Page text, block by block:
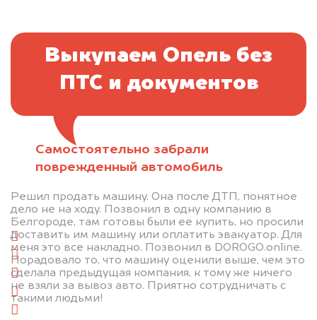
Самостоятельно забрали
поврежденный автомобиль
Решил продать машину. Она после ДТП, понятное
дело не на ходу. Позвонил в одну компанию в
Белгороде, там готовы были ее купить, но просили
доставить им машину или оплатить эвакуатор. Для
меня это все накладно. Позвонил в DOROGO.online.
Порадовало то, что машину оценили выше, чем это
сделала предыдущая компания, к тому же ничего
не взяли за вывоз авто. Приятно сотрудничать с
такими людьми!
Выкупаем Опель без
ПТС и документов
Отправьте фотографии автомобиля — через
1. Сфотографируйте машину:
спереди
сзади
слева